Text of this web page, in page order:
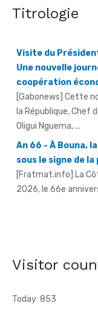
Titrologie
Une nouvelle
coopération
[Gabonews] Cette
la République, Chef
Oligui Nguema, ...
sous le signe de
[Fratmat.info] La
2026, le 66e
l'indépendance de la
Visitor
Today: 853